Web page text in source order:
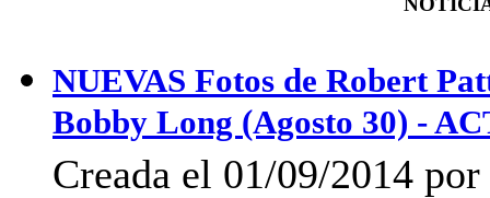
NUEVAS Fotos de Robert
Bobby Long (Agosto 30) -
Creada el 01/09/2014